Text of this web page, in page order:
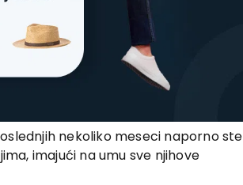
nekoliko meseci naporno ste
imajući na umu sve njihove